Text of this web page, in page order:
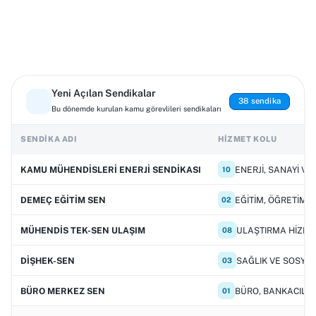
Yeni Açılan Sendikalar
Bu dönemde kurulan kamu görevlileri sendikaları
38 sendika
SENDIKA ADI HIZMET KOLU
KAMU MÜHENDİSLERİ ENERJİ SENDİKASI 10
DEMEÇ EĞİTİM SEN 02
MÜHENDİS TEK-SEN ULAŞIM 08 ULAŞTIRMA
DİŞHEK-SEN 03 SAĞLIK VE
BÜRO MERKEZ SEN 01